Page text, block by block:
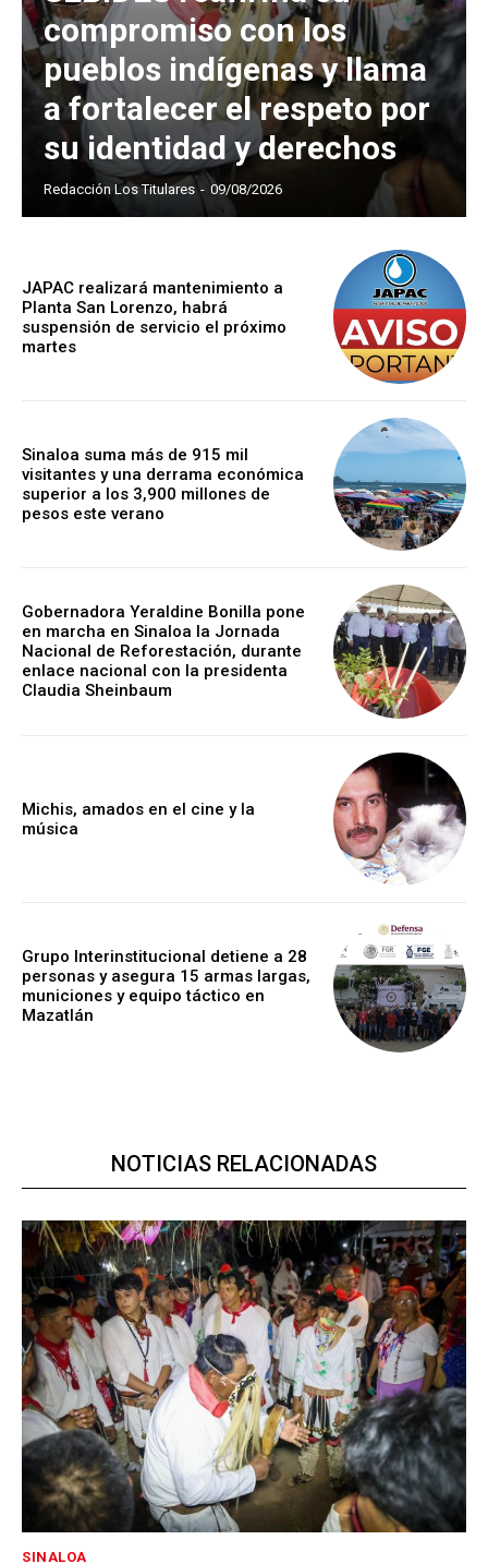
compromiso con los
pueblos indígenas y llama
a fortalecer el respeto por
su identidad y derechos
Redacción Los Titulares - 09/08/2026
JAPAC realizará mantenimiento a
Planta San Lorenzo, habrá
suspensión de servicio el próximo
martes
Sinaloa suma más de 915 mil
visitantes y una derrama económica
superior a los 3,900 millones de
pesos este verano
Gobernadora Yeraldine Bonilla pone
en marcha en Sinaloa la Jornada
Nacional de Reforestación, durante
enlace nacional con la presidenta
Claudia Sheinbaum
Michis, amados en el cine y la
música
Grupo Interinstitucional detiene a 28
personas y asegura 15 armas largas,
municiones y equipo táctico en
Mazatlán
NOTICIAS RELACIONADAS
SINALOA